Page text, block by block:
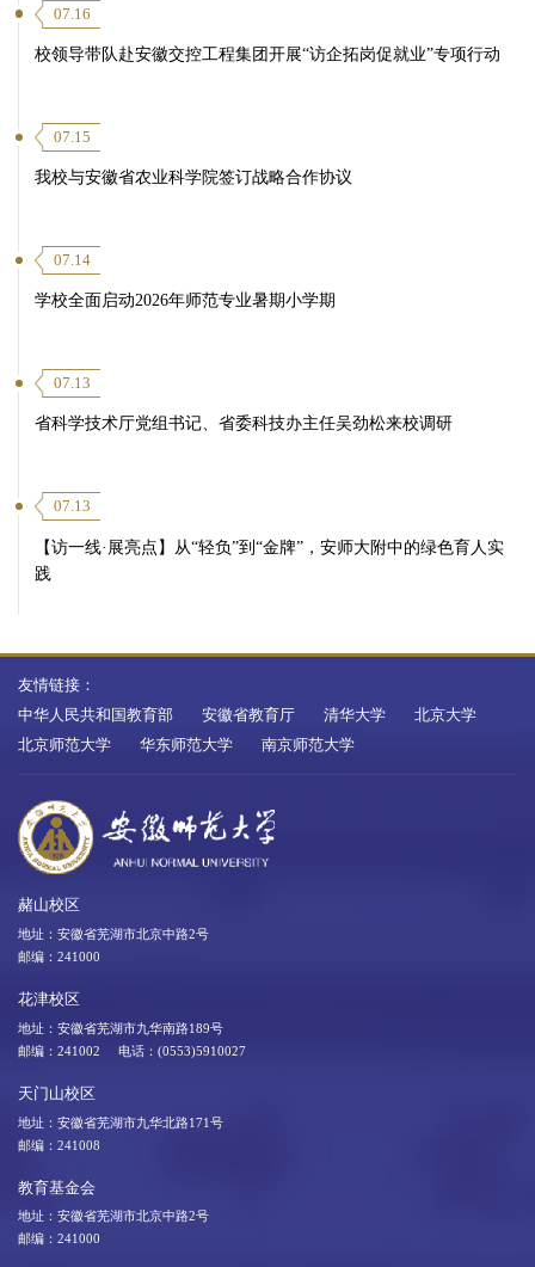
07.16
校领导带队赴安徽交控工程集团开展“访企拓岗促就业”专项行动
07.15
我校与安徽省农业科学院签订战略合作协议
07.14
学校全面启动2026年师范专业暑期小学期
07.13
省科学技术厅党组书记、省委科技办主任吴劲松来校调研
07.13
【访一线·展亮点】从“轻负”到“金牌”，安师大附中的绿色育人实
践
友情链接：
中华人民共和国教育部
安徽省教育厅 清华大学
北京大学
北京师范大学
华东师范大学 南京师范大学
赭山校区
地址：安徽省芜湖市北京中路2号
邮编：241000
花津校区
地址：安徽省芜湖市九华南路189号
邮编：241002 电话：(0553)5910027
天门山校区
地址：安徽省芜湖市九华北路171号
邮编：241008
教育基金会
地址：安徽省芜湖市北京中路2号
邮编：241000